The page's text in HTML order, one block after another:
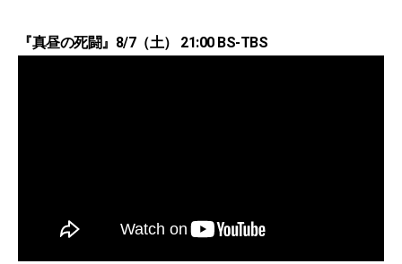
『真昼の死闘』8/7（土） 21:00 BS-TBS